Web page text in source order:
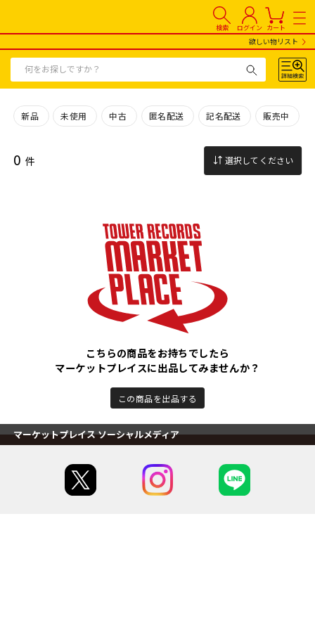
検索 ログイン カート
欲しい物リスト
新品 未使用 中古 匿名配送 記名配送 販売中
0 件 選択してください
こちらの商品をお持ちでしたら
マーケットプレイスに出品してみませんか？
この商品を出品する
マーケットプレイス ソーシャルメディア